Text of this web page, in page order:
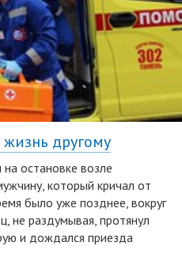
жизнь другому
остановке возле
который кричал от
было уже позднее, вокруг
не раздумывая, протянул
и дождался приезда